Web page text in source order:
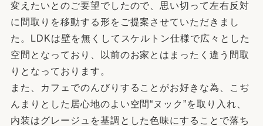
変えたいとのご要望でしたので、思い切って左右反対
に間取りを移動する形をご提案させていただきまし
た。LDKは壁を無くしてスケルトン仕様で広々とした
空間となっており、以前のお家とはまったく違う間取
りとなっております。
また、カフェでのんびりすることがお好きな為、こぢ
んまりとした居心地のよい空間“ヌック”を取り入れ、
内装はグレージュを基調とした色味にすることで落ち